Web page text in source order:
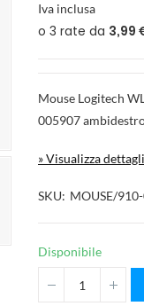
Iva inclusa
Mouse Logitech
005907
» Visualizza
SKU MOUSE/
Disponibile